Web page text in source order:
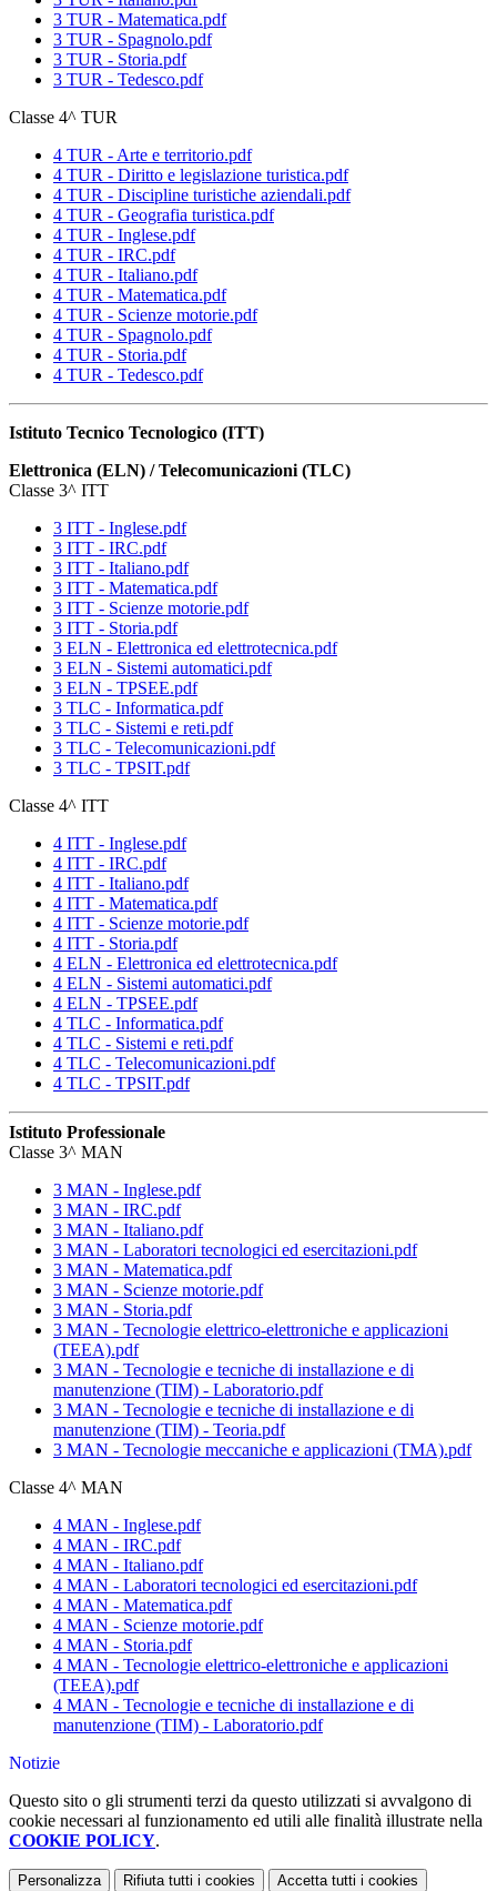
3 TUR - Matematica.pdf
3 TUR - Spagnolo.pdf
3 TUR - Storia.pdf
3 TUR - Tedesco.pdf
Classe 4^ TUR
4 TUR - Arte e territorio.pdf
4 TUR - Diritto e legislazione turistica.pdf
4 TUR - Discipline turistiche aziendali.pdf
4 TUR - Geografia turistica.pdf
4 TUR - Inglese.pdf
4 TUR - IRC.pdf
4 TUR - Italiano.pdf
4 TUR - Matematica.pdf
4 TUR - Scienze motorie.pdf
4 TUR - Spagnolo.pdf
4 TUR - Storia.pdf
4 TUR - Tedesco.pdf
Istituto Tecnico Tecnologico (ITT)
Elettronica (ELN) / Telecomunicazioni (TLC)
Classe 3^ ITT
3 ITT - Inglese.pdf
3 ITT - IRC.pdf
3 ITT - Italiano.pdf
3 ITT - Matematica.pdf
3 ITT - Scienze motorie.pdf
3 ITT - Storia.pdf
3 ELN - Elettronica ed elettrotecnica.pdf
3 ELN - Sistemi automatici.pdf
3 ELN - TPSEE.pdf
3 TLC - Informatica.pdf
3 TLC - Sistemi e reti.pdf
3 TLC - Telecomunicazioni.pdf
3 TLC - TPSIT.pdf
Classe 4^ ITT
4 ITT - Inglese.pdf
4 ITT - IRC.pdf
4 ITT - Italiano.pdf
4 ITT - Matematica.pdf
4 ITT - Scienze motorie.pdf
4 ITT - Storia.pdf
4 ELN - Elettronica ed elettrotecnica.pdf
4 ELN - Sistemi automatici.pdf
4 ELN - TPSEE.pdf
4 TLC - Informatica.pdf
4 TLC - Sistemi e reti.pdf
4 TLC - Telecomunicazioni.pdf
4 TLC - TPSIT.pdf
Istituto Professionale
Classe 3^ MAN
3 MAN - Inglese.pdf
3 MAN - IRC.pdf
3 MAN - Italiano.pdf
3 MAN - Laboratori tecnologici ed esercitazioni.pdf
3 MAN - Matematica.pdf
3 MAN - Scienze motorie.pdf
3 MAN - Storia.pdf
3 MAN - Tecnologie elettrico-elettroniche e applicazioni
(TEEA).pdf
3 MAN - Tecnologie e tecniche di installazione e di
manutenzione (TIM) - Laboratorio.pdf
3 MAN - Tecnologie e tecniche di installazione e di
manutenzione (TIM) - Teoria.pdf
3 MAN - Tecnologie meccaniche e applicazioni (TMA).pdf
Classe 4^ MAN
4 MAN - Inglese.pdf
4 MAN - IRC.pdf
4 MAN - Italiano.pdf
4 MAN - Laboratori tecnologici ed esercitazioni.pdf
4 MAN - Matematica.pdf
4 MAN - Scienze motorie.pdf
4 MAN - Storia.pdf
4 MAN - Tecnologie elettrico-elettroniche e applicazioni
(TEEA).pdf
4 MAN - Tecnologie e tecniche di installazione e di
manutenzione (TIM) - Laboratorio.pdf
Notizie
Questo sito o gli strumenti terzi da questo utilizzati si avvalgono di
cookie necessari al funzionamento ed utili alle finalità illustrate nella
COOKIE POLICY.
Personalizza Rifiuta tutti i cookies Accetta tutti i cookies